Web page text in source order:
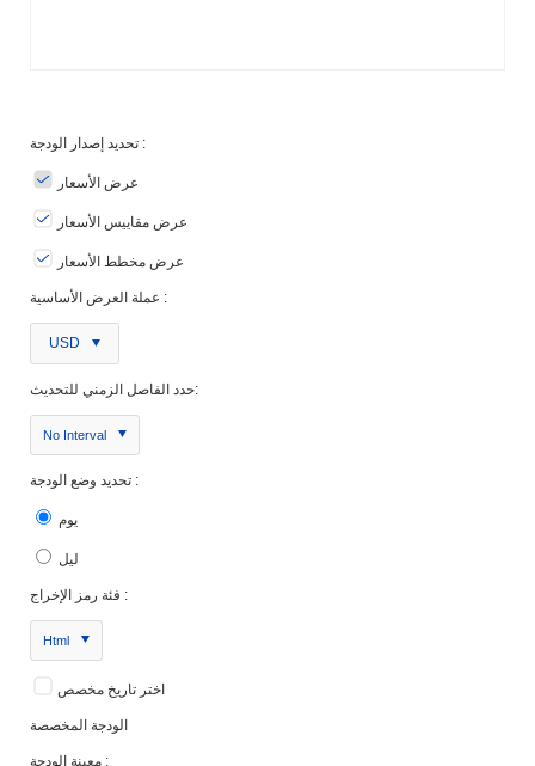
تحديد إصدار الودجة :
عرض الأسعار
عرض مقاييس الأسعار
عرض مخطط الأسعار
عملة العرض الأساسية :
USD
حدد الفاصل الزمني للتحديث:
No Interval
تحديد وضع الودجة :
يوم
ليل
فئة رمز الإخراج :
Html
اختر تاريخ مخصص
الودجة المخصصة
معينة الودجة :